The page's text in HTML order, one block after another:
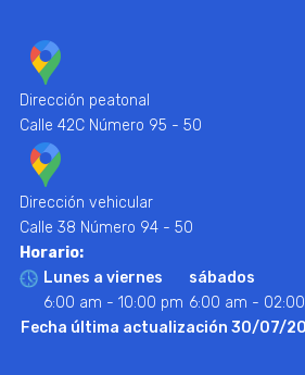
Dirección peatonal
Calle 42C Número 95 - 50
Dirección vehicular
Calle 38 Número 94 - 50
Horario:
Lunes a viernes
6:00 am - 10:00 pm
sábados
6:00 am -
Fecha última actualización 30/07/